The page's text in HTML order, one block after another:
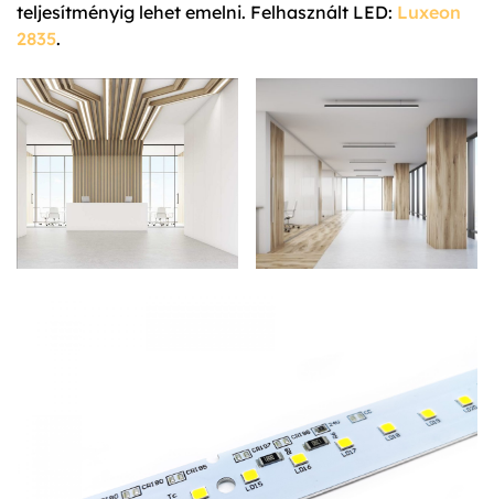
teljesítményig lehet emelni. Felhasznált LED: Luxeon
2835.